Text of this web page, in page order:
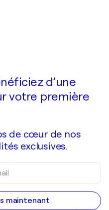
d’une
votre première
de cœur de nos
exclusives.
maintenant